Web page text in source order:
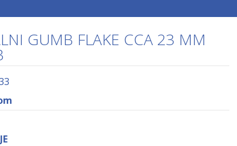
GUMB FLAKE CCA 23 MM